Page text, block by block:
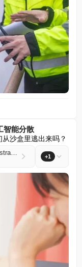
智能分散
沙盒里逃出来吗？
Ransomware attacks spike as world distracted by AI +1